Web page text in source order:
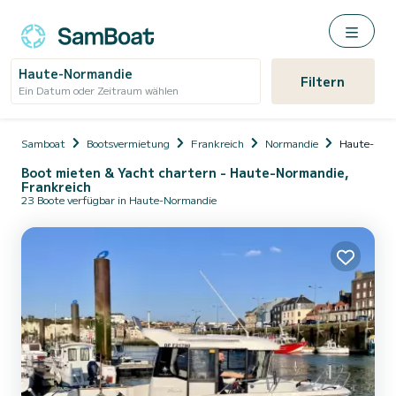
Haute-Normandie
Ein Datum oder Zeitraum wählen Filtern
Samboat Bootsvermietung Frankreich Normandie Haute-
Boot mieten & Yacht chartern - Haute-Normandie,
Frankreich
23 Boote verfügbar in Haute-Normandie